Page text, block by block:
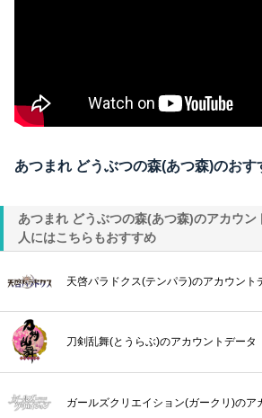
あつまれ どうぶつの森(あつ森)のお
あつまれ どうぶつの森(あつ森)のアカウン
人にはこちらもおすすめ
天啓パラドクス(テンパラ)のアカウント
刀剣乱舞(とうらぶ)のアカウントデータ
ガールズクリエイション(ガークリ)のア